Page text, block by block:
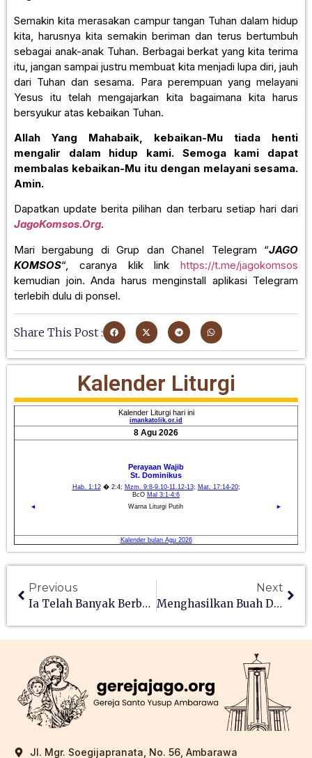
Semakin kita merasakan campur tangan Tuhan dalam hidup
kita, harusnya kita semakin beriman dan terus bertumbuh
sebagai anak-anak Tuhan. Berbagai berkat yang kita terima
itu, jangan sampai justru membuat kita menjadi lupa diri, jauh
dari Tuhan dan sesama. Para perempuan yang melayani
Yesus itu telah mengajarkan kita bagaimana kita harus
bersyukur atas kebaikan Tuhan.
Allah Yang Mahabaik, kebaikan-Mu tiada henti
mengalir dalam hidup kami. Semoga kami dapat
membalas kebaikan-Mu itu dengan melayani sesama.
Amin.
Dapatkan update berita pilihan dan terbaru setiap hari dari
JagoKomsos.Org.
Mari bergabung di Grup dan Chanel Telegram “JAGO
KOMSOS“, caranya klik link https://t.me/jagokomsos
kemudian join. Anda harus menginstall aplikasi Telegram
terlebih dulu di ponsel.
Share This Post :
Kalender Liturgi
Previous
Ia Telah Banyak Berbuat Kasih
Next
Menghasilkan Buah Dalam Ketekunan
Jl. Mgr. Soegijapranata, No. 56, Ambarawa